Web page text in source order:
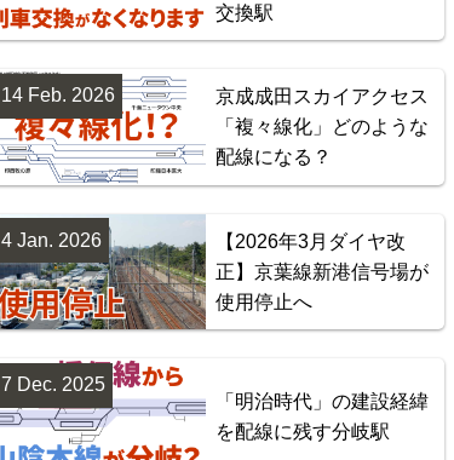
交換駅
京成成田スカイアクセス
「複々線化」どのような
配線になる？
14 Feb. 2026
【2026年3月ダイヤ改
正】京葉線新港信号場が
使用停止へ
4 Jan. 2026
「明治時代」の建設経緯
を配線に残す分岐駅
7 Dec. 2025